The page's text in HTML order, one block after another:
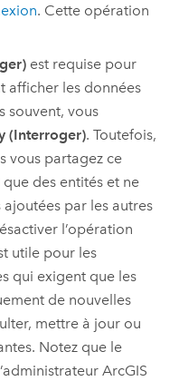
. Cette opération
est requise pour
afficher les données
souvent, vous
(Interroger). Toutefois,
vous partagez ce
que des entités et ne
par les autres
l’opération
utile pour les
qui exigent que les
de nouvelles
mettre à jour ou
Notez que le
ArcGIS